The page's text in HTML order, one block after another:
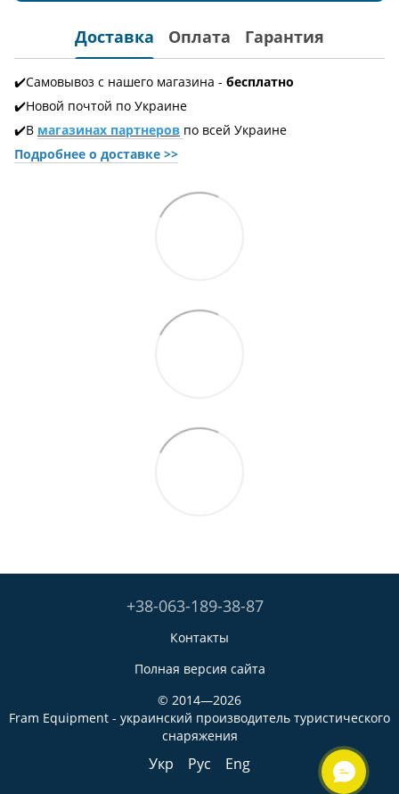
Доставка Оплата Гарантия
✔️Самовывоз с нашего магазина - бесплатно
✔️Новой почтой по Украине
✔️В магазинах партнеров по всей Украине
Подробнее о доставке >>
+38-063-189-38-87
Контакты
Полная версия сайта
© 2014—2026
Fram Equipment - украинский производитель туристического
снаряжения
Укр Рус Eng